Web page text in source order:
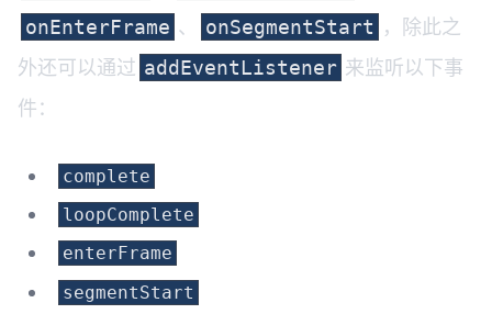
onEnterFrame 、 onSegmentStart ，除此之
外还可以通过 addEventListener 来监听以下事
件：
complete
loopComplete
enterFrame
segmentStart